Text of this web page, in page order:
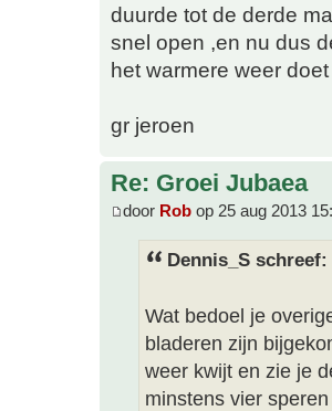
duurde tot de derde
snel open ,en nu dus
het warmere weer
gr jeroen
Re: Groei Jubaea
door Rob op 25 aug 2013
Dennis_S schreef:
Wat bedoel je
bladeren zijn
weer kwijt en zie je
minstens vier